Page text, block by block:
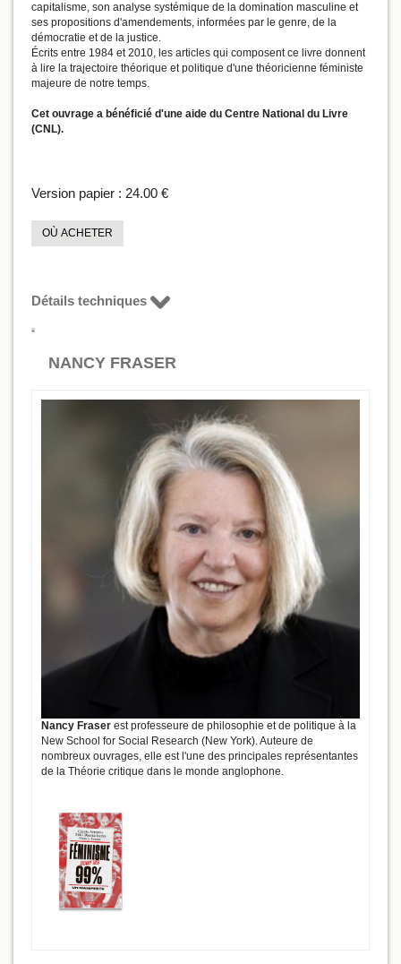
capitalisme, son analyse systémique de la domination masculine et
ses propositions d'amendements, informées par le genre, de la
démocratie et de la justice.
Écrits entre 1984 et 2010, les articles qui composent ce livre donnent
à lire la trajectoire théorique et politique d'une théoricienne féministe
majeure de notre temps.
Cet ouvrage a bénéficié d'une aide du Centre National du Livre
(CNL).
Version papier : 24.00 €
OÙ ACHETER
Détails techniques
NANCY FRASER
Nancy Fraser est professeure de philosophie et de politique à la
New School for Social Research (New York). Auteure de
nombreux ouvrages, elle est l'une des principales représentantes
de la Théorie critique dans le monde anglophone.